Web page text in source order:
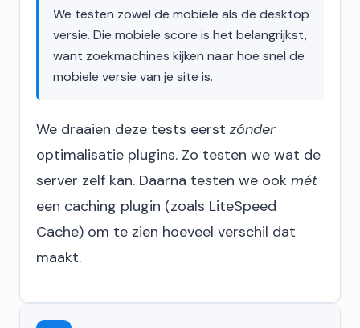
We testen zowel de mobiele als de desktop
versie. Die mobiele score is het belangrijkst,
want zoekmachines kijken naar hoe snel de
mobiele versie van je site is.
We draaien deze tests eerst zónder
optimalisatie plugins. Zo testen we wat de
server zelf kan. Daarna testen we ook mét
een caching plugin (zoals LiteSpeed
Cache) om te zien hoeveel verschil dat
maakt.